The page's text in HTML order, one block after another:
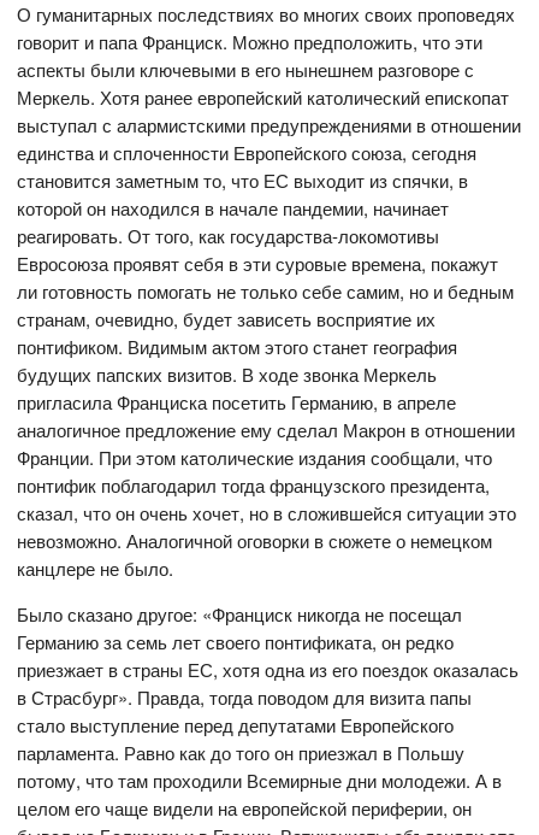
О гуманитарных последствиях во многих своих проповедях
говорит и папа Франциск. Можно предположить, что эти
аспекты были ключевыми в его нынешнем разговоре с
Меркель. Хотя ранее европейский католический епископат
выступал с алармистскими предупреждениями в отношении
единства и сплоченности Европейского союза, сегодня
становится заметным то, что ЕС выходит из спячки, в
которой он находился в начале пандемии, начинает
реагировать. От того, как государства-локомотивы
Евросоюза проявят себя в эти суровые времена, покажут
ли готовность помогать не только себе самим, но и бедным
странам, очевидно, будет зависеть восприятие их
понтификом. Видимым актом этого станет география
будущих папских визитов. В ходе звонка Меркель
пригласила Франциска посетить Германию, в апреле
аналогичное предложение ему сделал Макрон в отношении
Франции. При этом католические издания сообщали, что
понтифик поблагодарил тогда французского президента,
сказал, что он очень хочет, но в сложившейся ситуации это
невозможно. Аналогичной оговорки в сюжете о немецком
канцлере не было.
Было сказано другое: «Франциск никогда не посещал
Германию за семь лет своего понтификата, он редко
приезжает в страны ЕС, хотя одна из его поездок оказалась
в Страсбург». Правда, тогда поводом для визита папы
стало выступление перед депутатами Европейского
парламента. Равно как до того он приезжал в Польшу
потому, что там проходили Всемирные дни молодежи. А в
целом его чаще видели на европейской периферии, он